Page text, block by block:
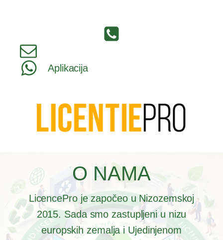
Aplikacija
O NAMA
LicencePro je započeo u Nizozemskoj
2015. Sada smo zastupljeni u nizu
europskih zemalja i Ujedinjenom